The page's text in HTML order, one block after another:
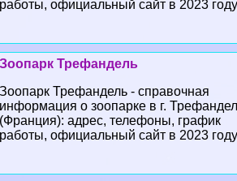
работы, официальный сайт в 2023
Зоопарк Трефандель
Зоопарк Трефандель - справочная
информация о зоопарке в г.
(Франция): адрес, телефоны, график
работы, официальный сайт в 2023